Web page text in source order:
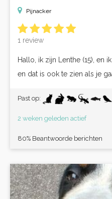
Pijnacker
1 review
Hallo, ik zijn Lenthe (15), en
en dat is ook te zien als je
Past op:
2 weken geleden actief
80% Beantwoorde berichten